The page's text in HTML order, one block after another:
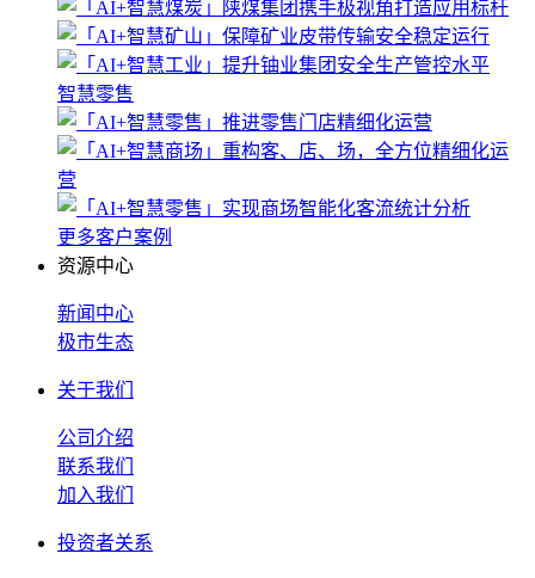
智慧零售
更多客户案例
资源中心
新闻中心
极市生态
关于我们
公司介绍
联系我们
加入我们
投资者关系